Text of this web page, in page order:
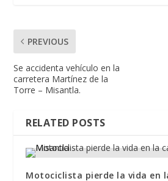
PREVIOUS
Se accidenta vehículo en la
carretera Martínez de la
Torre – Misantla.
RELATED POSTS
Motociclista pierde la vida en